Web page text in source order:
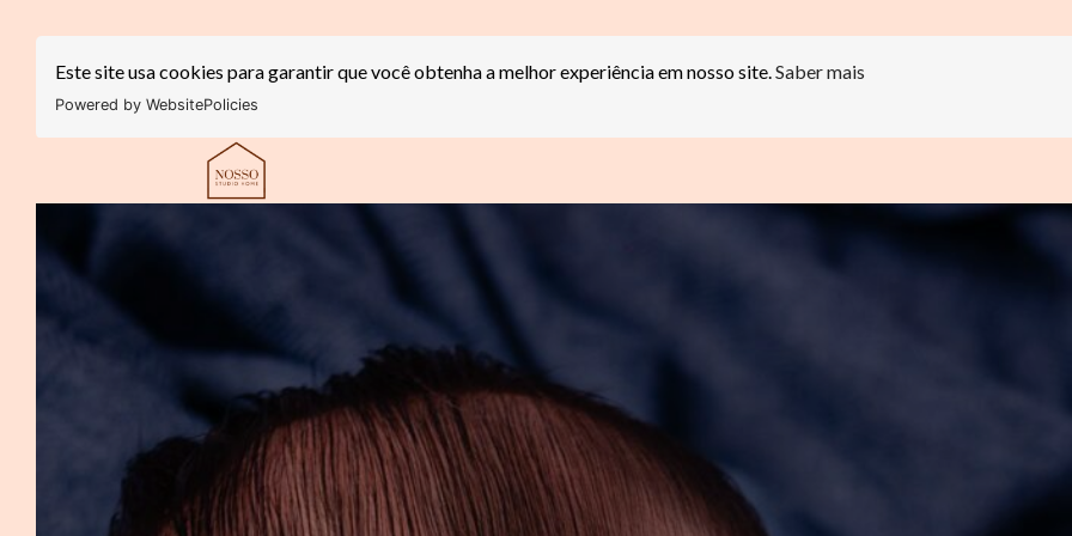
Este site usa cookies para garantir que você obtenha a melhor experiência em nosso site. Saber mais
Powered by WebsitePolicies